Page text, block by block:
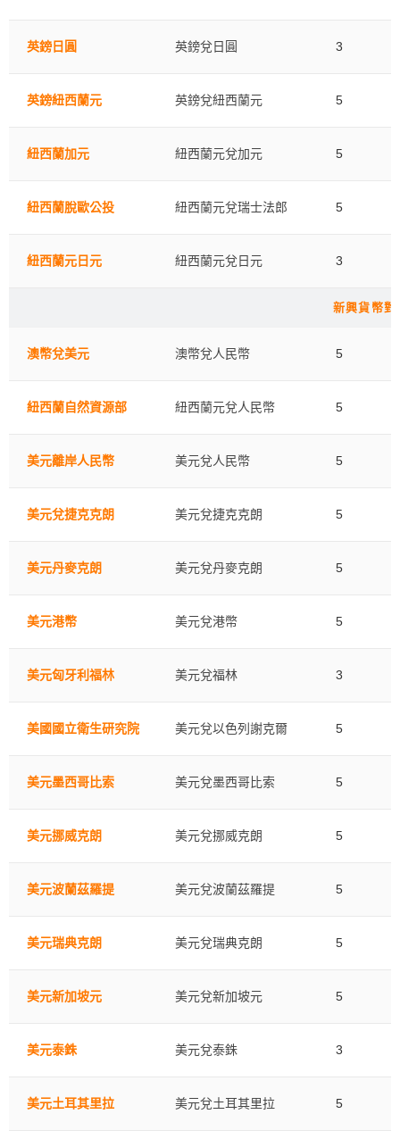
英鎊日圓 英鎊兌日圓 3
英鎊紐西蘭元 英鎊兌紐西蘭元 5
紐西蘭加元 紐西蘭元兌加元 5
紐西蘭脫歐公投 紐西蘭元兌瑞士法郎 5
紐西蘭元日元 紐西蘭元兌日元 3
新興貨幣對
澳幣兌美元 澳幣兌人民幣 5
紐西蘭自然資源部 紐西蘭元兌人民幣 5
美元離岸人民幣 美元兌人民幣 5
美元兌捷克克朗 美元兌捷克克朗 5
美元丹麥克朗 美元兌丹麥克朗 5
美元港幣 美元兌港幣 5
美元匈牙利福林 美元兌福林 3
美國國立衛生研究院 美元兌以色列謝克爾 5
美元墨西哥比索 美元兌墨西哥比索 5
美元挪威克朗 美元兌挪威克朗 5
美元波蘭茲羅提 美元兌波蘭茲羅提 5
美元瑞典克朗 美元兌瑞典克朗 5
美元新加坡元 美元兌新加坡元 5
美元泰銖 美元兌泰銖 3
美元土耳其里拉 美元兌土耳其里拉 5